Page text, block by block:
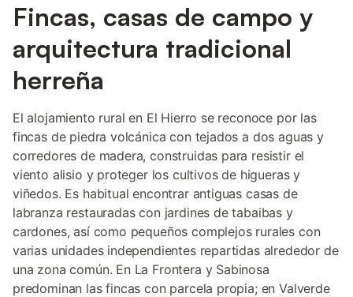
Fincas, casas de campo y
arquitectura tradicional
herreña
El alojamiento rural en El Hierro se reconoce por las
fincas de piedra volcánica con tejados a dos aguas y
corredores de madera, construidas para resistir el
viento alisio y proteger los cultivos de higueras y
viñedos. Es habitual encontrar antiguas casas de
labranza restauradas con jardines de tabaibas y
cardones, así como pequeños complejos rurales con
varias unidades independientes repartidas alrededor de
una zona común. En La Frontera y Sabinosa
predominan las fincas con parcela propia; en Valverde